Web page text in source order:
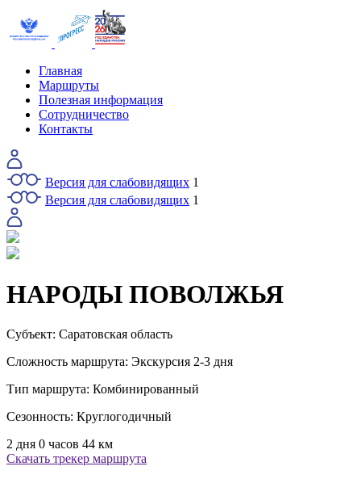
Главная
Маршруты
Полезная информация
Сотрудничество
Контакты
Версия для слабовидящих 1
Версия для слабовидящих 1
НАРОДЫ ПОВОЛЖЬЯ
Субъект: Саратовская область
Сложность маршрута: Экскурсия 2-3 дня
Тип маршрута: Комбинированный
Сезонность: Круглогодичный
2 дня 0 часов 44 км
Скачать трекер маршрута